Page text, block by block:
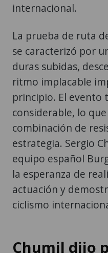
internacional.
La prueba de ruta
se caracterizó por
duras subidas,
ritmo implacable
principio. El evento
considerable, lo
combinación de
estrategia. Sergio
equipo español
la esperanza de
actuación y
ciclismo
Chumil dijo